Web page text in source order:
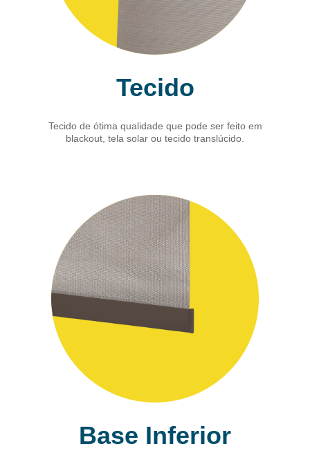
Tecido
Tecido de ótima qualidade que pode ser feito em
blackout, tela solar ou tecido translúcido.
Base Inferior